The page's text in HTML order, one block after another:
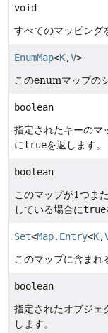
void
すべてのマッピング
EnumMap<K,V>
このenumマップの
boolean
指定されたキーのマ
にtrueを返します。
boolean
このマップが1つま
している場合にtrue
Set<Map.Entry<K,
このマップに含まれ
boolean
指定されたオブジェ
します。